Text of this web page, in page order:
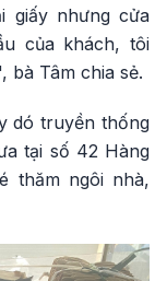
giấy nhưng cửa
của khách, tôi
bà Tâm chia sẻ.
dó truyền thống
tại số 42 Hàng
thăm ngôi nhà,